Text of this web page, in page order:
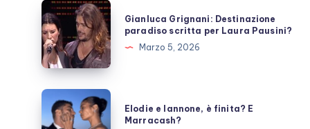
Gianluca
Grignani:
Destinazione
paradiso
scritta
per
Laura
Gianluca Grignani: Destinazione
paradiso scritta per Laura Pausini?
Marzo 5, 2026
Elodie
e
Elodie e Iannone, è finita? E
Marracash?